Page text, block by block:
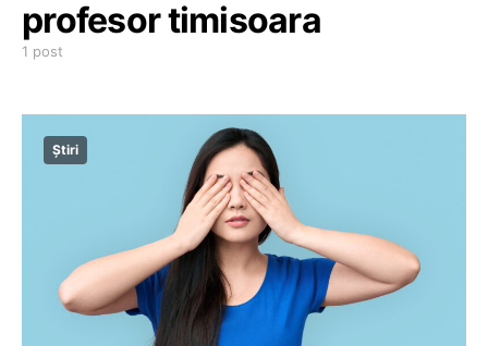
profesor timisoara
1 post
Știri